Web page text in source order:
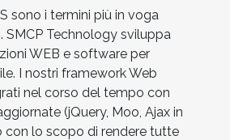
sono i termini più in voga
SMCP Technology sviluppa
WEB e software per
I nostri framework Web
nel corso del tempo con
(jQuery, Moo, Ajax in
con lo scopo di rendere tutte